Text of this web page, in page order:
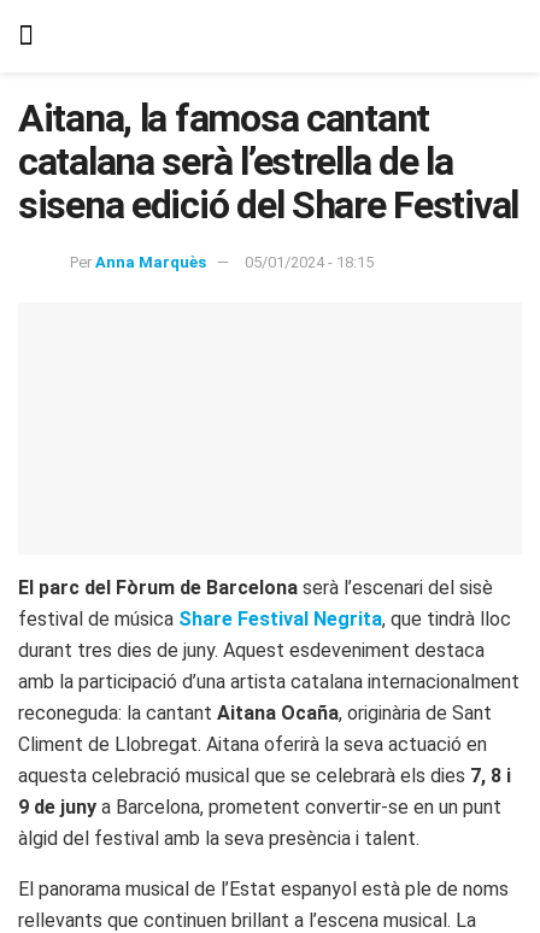
Aitana, la famosa cantant
catalana serà l’estrella de la
sisena edició del Share Festival
Per Anna Marquès 05/01/2024 - 18:15
El parc del Fòrum de Barcelona serà l’escenari del sisè
festival de música Share Festival Negrita, que tindrà lloc
durant tres dies de juny. Aquest esdeveniment destaca
amb la participació d’una artista catalana internacionalment
reconeguda: la cantant Aitana Ocaña, originària de Sant
Climent de Llobregat. Aitana oferirà la seva actuació en
aquesta celebració musical que se celebrarà els dies 7, 8 i
9 de juny a Barcelona, prometent convertir-se en un punt
àlgid del festival amb la seva presència i talent.
El panorama musical de l’Estat espanyol està ple de noms
rellevants que continuen brillant a l’escena musical. La